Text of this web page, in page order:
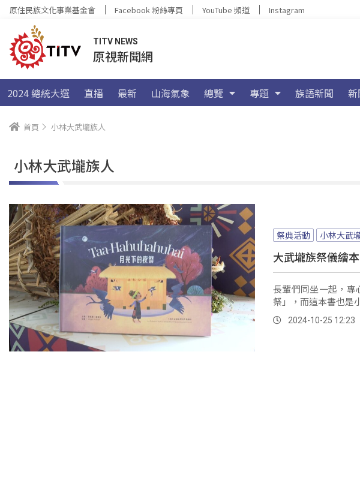
原住民族文化事業基金會 Facebook 粉絲專頁 YouTube 頻道 Instagram
TITV NEWS
原視新聞網
2024 總統大選 直播 最新 山海氣象 總覽 專題 族語新聞 新
首頁 小林大武壠族人
小林大武壠族人
祭典活動 小林大武
大武壠族祭儀繪
長輩們同坐一起，專
祭」，而這本書也是
2024-10-25 12:23